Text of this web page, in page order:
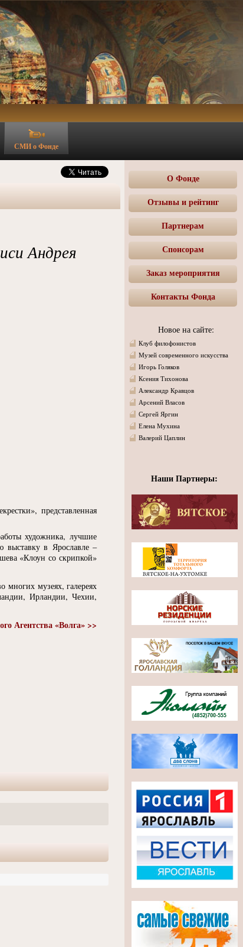
СМИ о Фонде
Андрея
представленная
художника, лучшие
выставку в Ярославле –
«Клоун со скрипкой»
многих музеях, галереях
Ирландии, Чехии,
Агентства«Волга» >>
О Фонде
Отзывы и рейтинг
Партнерам
Спонсорам
Заказ мероприятия
Контакты Фонда
Новое на сайте:
Клуб филофонистов
Музей современного искусства
Игорь Голяков
Ксения Тихонова
Александр Кравцов
Арсений Власов
Сергей Яргин
Елена Мухина
Валерий Цаплин
Наши Партнеры: